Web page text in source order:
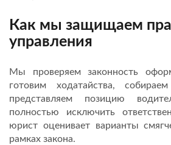
Как мы защищаем
управления
Мы проверяем законность
готовим ходатайства,
представляем позицию
полностью исключить
юрист оценивает варианты
рамках закона.